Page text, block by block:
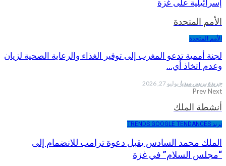
إسرائيلية على غزة
الأمم المتحدة
الأمم المتحدة
لجنة أممية تدعو المغرب إلى توفير الغذاء والرعاية الصحية لزيان
وعدم اتخاذ أي…
جريدة بريس ميديا يوليو 27, 2026
PrevNext
أنشطة الملك
ترند TRENDS GOOGLE TENDANCES
الملك محمد السادس يقبل دعوة ترامب للانضمام إلى
“مجلس السلام” في غزة